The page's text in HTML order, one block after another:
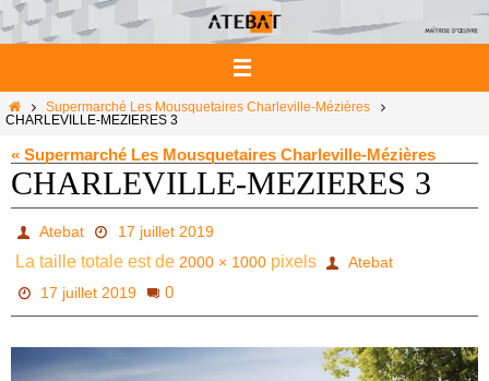
Passer
vers
le
HomeSupermarché Les Mousquetaires Charleville-Mézières
CHARLEVILLE-MEZIERES 3
« Supermarché Les Mousquetaires Charleville-Mézières
CHARLEVILLE-MEZIERES 3
Atebat 17 juillet 2019
La taille totale est de 2000 × 1000 pixels
Atebat
17 juillet 2019
0